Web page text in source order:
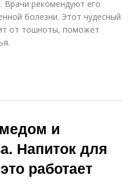
Врачи рекомендуют его
болезни. Этот чудесный
от тошноты, поможет
и
Напиток для
работает